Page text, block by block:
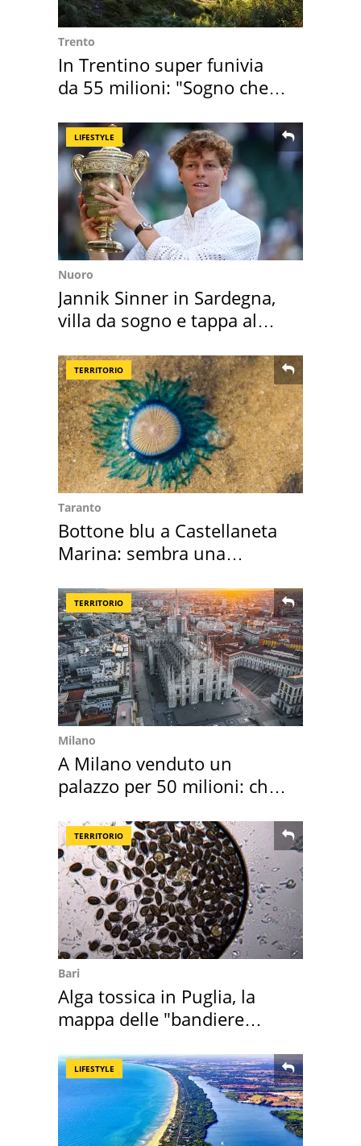
Trento
In Trentino super funivia
da 55 milioni: "Sogno che si
LIFESTYLE
Nuoro
Jannik Sinner in Sardegna,
villa da sogno e tappa al
TERRITORIO
Taranto
Bottone blu a Castellaneta
Marina: sembra una
TERRITORIO
Milano
A Milano venduto un
palazzo per 50 milioni: chi
TERRITORIO
Bari
Alga tossica in Puglia, la
mappa delle "bandiere
LIFESTYLE